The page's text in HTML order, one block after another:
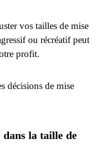
vos tailles de mise
ou récréatif peut
profit.
décisions de mise
la taille de